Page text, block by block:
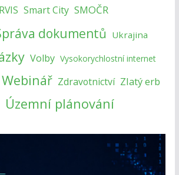
RVIS Smart City SMOČR
dokumentů Ukrajina
Volby Vysokorychlostní internet
Webinář Zdravotnictví Zlatý erb
Územní plánování